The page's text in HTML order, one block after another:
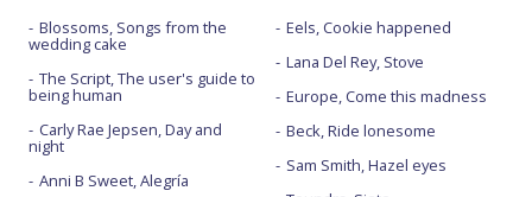
Blossoms, Songs from the
wedding cake
The Script, The user's guide to
being human
Carly Rae Jepsen, Day and
night
Anni B Sweet, Alegría
Eels, Cookie happened
Lana Del Rey, Stove
Europe, Come this madness
Beck, Ride lonesome
Sam Smith, Hazel eyes